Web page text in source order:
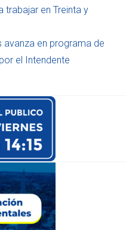
trabajar en Treinta y
avanza en programa de
el Intendente